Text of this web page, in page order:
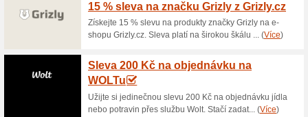
Získávejte upozornění na
kupóny do tohoto obchodu.